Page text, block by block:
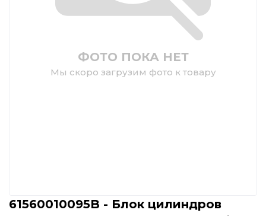
ФОТО ПОКА НЕТ
Мы скоро загрузим фото к товару
61560010095B - Блок цилиндров